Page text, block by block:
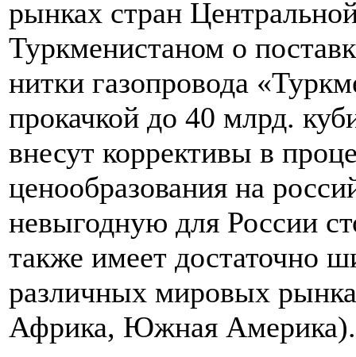
рынках стран
Туркменистаном о
нитки газопровода
прокачкой до 40 млрд.
внесут коррективы в
ценообразования на
невыгодную для России
также имеет достаточно
различных мировых
Африка, Южная Америка).